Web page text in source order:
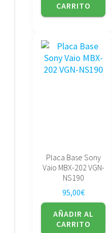
CARRITO
Placa Base Sony
Vaio MBX-202 VGN-
NS190
95,00€
AÑADIR AL
CARRITO